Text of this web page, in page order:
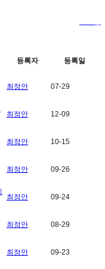
등록자 등록일
최정안 07-29
최정안 12-09
최정안 10-15
최정안 09-26
최정안 09-24
최정안 08-29
최정안 09-23